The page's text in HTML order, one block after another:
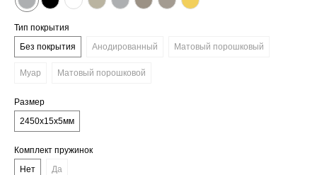
Тип покрытия
Без покрытия
Анодированный Матовый порошковый
Муар Матовый порошковой
Размер
2450х15х5мм
Комплект пружинок
Нет
Да